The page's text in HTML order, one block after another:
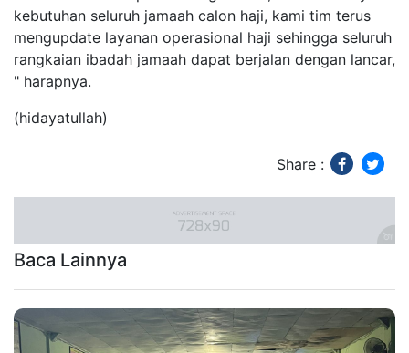
kebutuhan seluruh jamaah calon haji, kami tim terus
mengupdate layanan operasional haji sehingga seluruh
rangkaian ibadah jamaah dapat berjalan dengan lancar,
" harapnya.
(hidayatullah)
Share :
Baca Lainnya